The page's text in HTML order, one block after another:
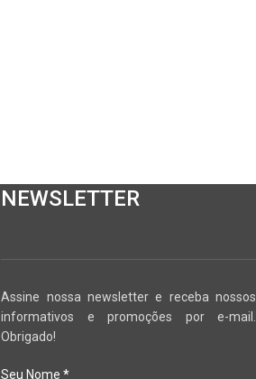
NEWSLETTER
Assine nossa newsletter e receba nossos
informativos e promoções por e-mail.
Obrigado!
Seu Nome*